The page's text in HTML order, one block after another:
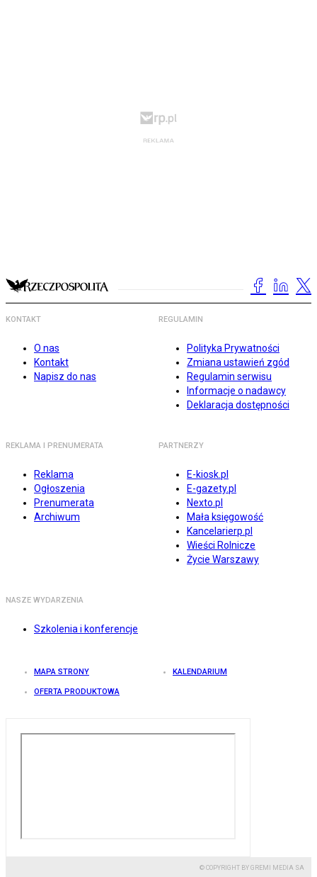
KONTAKT
O nas
Kontakt
Napisz do nas
REGULAMIN
Polityka Prywatności
Zmiana ustawień zgód
Regulamin serwisu
Informacje o nadawcy
Deklaracja dostępności
REKLAMA I PRENUMERATA
Reklama
Ogłoszenia
Prenumerata
Archiwum
PARTNERZY
E-kiosk.pl
E-gazety.pl
Nexto.pl
Mała księgowość
Kancelarierp.pl
Wieści Rolnicze
Życie Warszawy
NASZE WYDARZENIA
Szkolenia i konferencje
MAPA STRONY KALENDARIUM
OFERTA PRODUKTOWA
© COPYRIGHT BY GREMI MEDIA SA